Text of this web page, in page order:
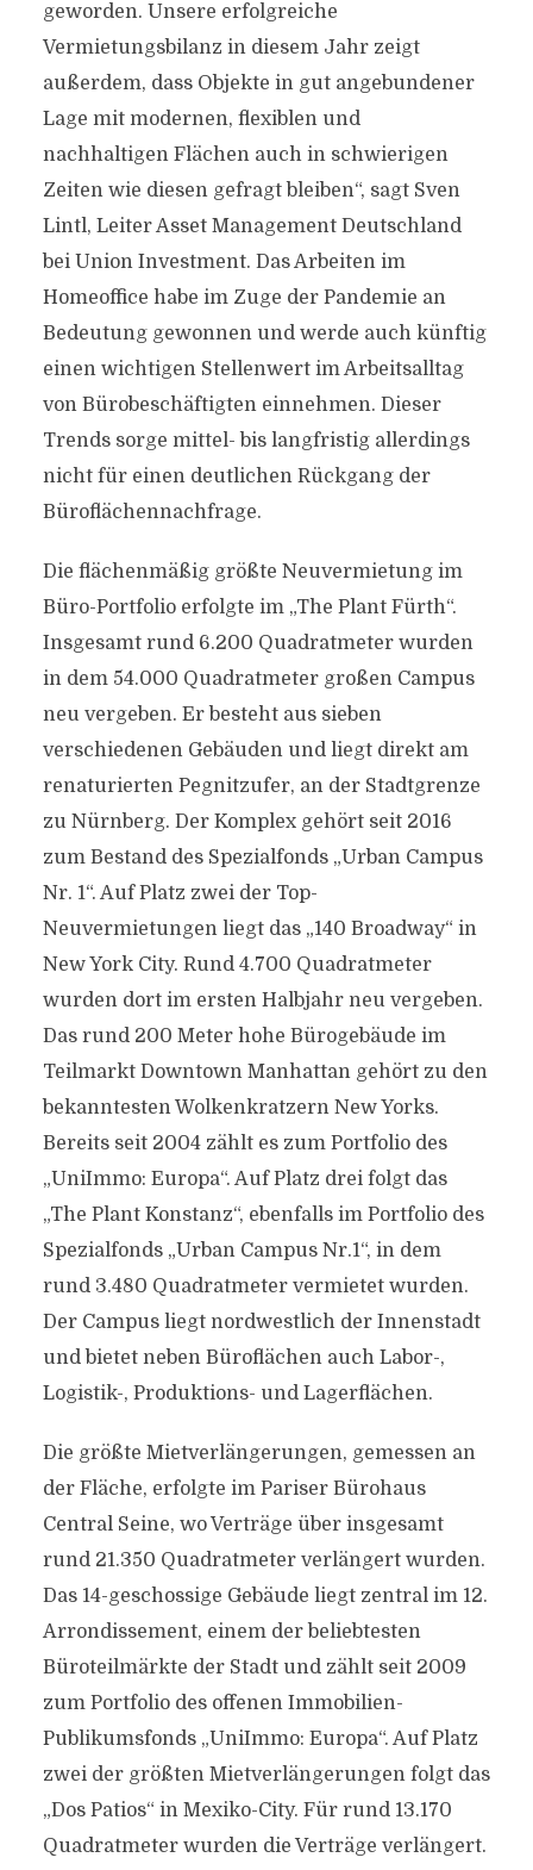
geworden. Unsere erfolgreiche
Vermietungsbilanz in diesem Jahr zeigt
außerdem, dass Objekte in gut angebundener
Lage mit modernen, flexiblen und
nachhaltigen Flächen auch in schwierigen
Zeiten wie diesen gefragt bleiben“, sagt Sven
Lintl, Leiter Asset Management Deutschland
bei Union Investment. Das Arbeiten im
Homeoffice habe im Zuge der Pandemie an
Bedeutung gewonnen und werde auch künftig
einen wichtigen Stellenwert im Arbeitsalltag
von Bürobeschäftigten einnehmen. Dieser
Trends sorge mittel- bis langfristig allerdings
nicht für einen deutlichen Rückgang der
Büroflächennachfrage.
Die flächenmäßig größte Neuvermietung im
Büro-Portfolio erfolgte im „The Plant Fürth“.
Insgesamt rund 6.200 Quadratmeter wurden
in dem 54.000 Quadratmeter großen Campus
neu vergeben. Er besteht aus sieben
verschiedenen Gebäuden und liegt direkt am
renaturierten Pegnitzufer, an der Stadtgrenze
zu Nürnberg. Der Komplex gehört seit 2016
zum Bestand des Spezialfonds „Urban Campus
Nr. 1“. Auf Platz zwei der Top-
Neuvermietungen liegt das „140 Broadway“ in
New York City. Rund 4.700 Quadratmeter
wurden dort im ersten Halbjahr neu vergeben.
Das rund 200 Meter hohe Bürogebäude im
Teilmarkt Downtown Manhattan gehört zu den
bekanntesten Wolkenkratzern New Yorks.
Bereits seit 2004 zählt es zum Portfolio des
„UniImmo: Europa“. Auf Platz drei folgt das
„The Plant Konstanz“, ebenfalls im Portfolio des
Spezialfonds „Urban Campus Nr.1“, in dem
rund 3.480 Quadratmeter vermietet wurden.
Der Campus liegt nordwestlich der Innenstadt
und bietet neben Büroflächen auch Labor-,
Logistik-, Produktions- und Lagerflächen.
Die größte Mietverlängerungen, gemessen an
der Fläche, erfolgte im Pariser Bürohaus
Central Seine, wo Verträge über insgesamt
rund 21.350 Quadratmeter verlängert wurden.
Das 14-geschossige Gebäude liegt zentral im 12.
Arrondissement, einem der beliebtesten
Büroteilmärkte der Stadt und zählt seit 2009
zum Portfolio des offenen Immobilien-
Publikumsfonds „UniImmo: Europa“. Auf Platz
zwei der größten Mietverlängerungen folgt das
„Dos Patios“ in Mexiko-City. Für rund 13.170
Quadratmeter wurden die Verträge verlängert.